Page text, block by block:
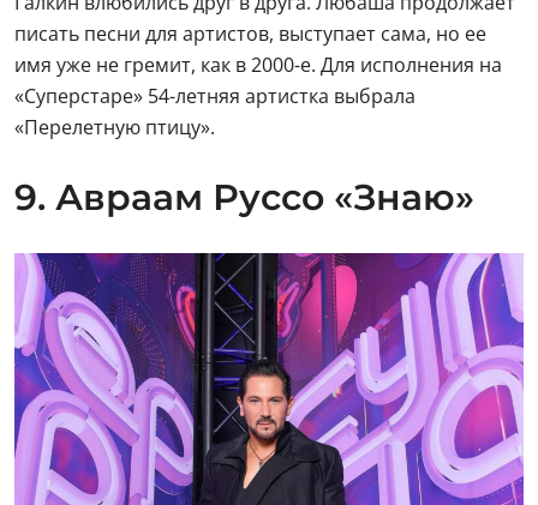
писать песни для артистов, выступает сама, но ее
имя уже не гремит, как в 2000-е. Для исполнения на
«Суперстаре» 54-летняя артистка выбрала
«Перелетную птицу».
9. Авраам Руссо «Знаю»